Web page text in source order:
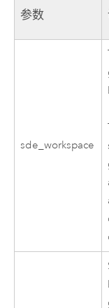
参数
sde_workspace